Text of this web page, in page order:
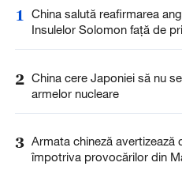
1
China salută reafirmarea
Insulelor Solomon față de
2 China cere Japoniei să nu
armelor nucleare
3 Armata chineză
împotriva provocărilor din